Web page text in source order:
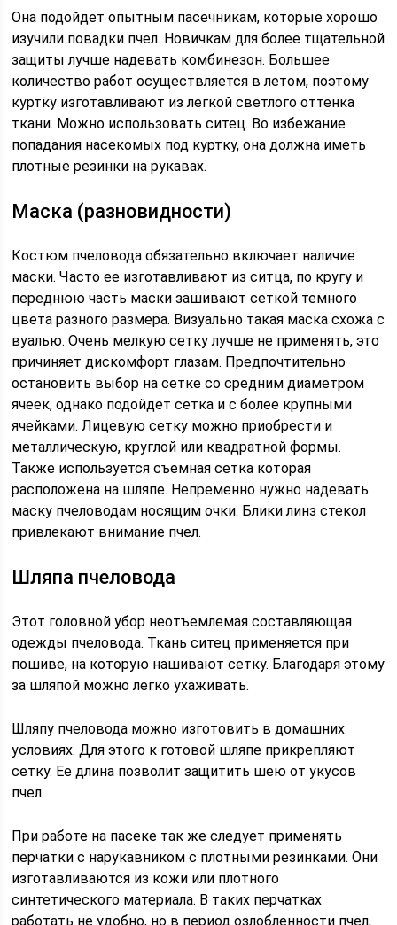
Она подойдет опытным пасечникам, которые хорошо
изучили повадки пчел. Новичкам для более тщательной
защиты лучше надевать комбинезон. Большее
количество работ осуществляется в летом, поэтому
куртку изготавливают из легкой светлого оттенка
ткани. Можно использовать ситец. Во избежание
попадания насекомых под куртку, она должна иметь
плотные резинки на рукавах.
Маска (разновидности)
Костюм пчеловода обязательно включает наличие
маски. Часто ее изготавливают из ситца, по кругу и
переднюю часть маски зашивают сеткой темного
цвета разного размера. Визуально такая маска схожа с
вуалью. Очень мелкую сетку лучше не применять, это
причиняет дискомфорт глазам. Предпочтительно
остановить выбор на сетке со средним диаметром
ячеек, однако подойдет сетка и с более крупными
ячейками. Лицевую сетку можно приобрести и
металлическую, круглой или квадратной формы.
Также используется съемная сетка которая
расположена на шляпе. Непременно нужно надевать
маску пчеловодам носящим очки. Блики линз стекол
привлекают внимание пчел.
Шляпа пчеловода
Этот головной убор неотъемлемая составляющая
одежды пчеловода. Ткань ситец применяется при
пошиве, на которую нашивают сетку. Благодаря этому
за шляпой можно легко ухаживать.
Шляпу пчеловода можно изготовить в домашних
условиях. Для этого к готовой шляпе прикрепляют
сетку. Ее длина позволит защитить шею от укусов
пчел.
При работе на пасеке так же следует применять
перчатки с нарукавником с плотными резинками. Они
изготавливаются из кожи или плотного
синтетического материала. В таких перчатках
работать не удобно, но в период озлобленности пчел,